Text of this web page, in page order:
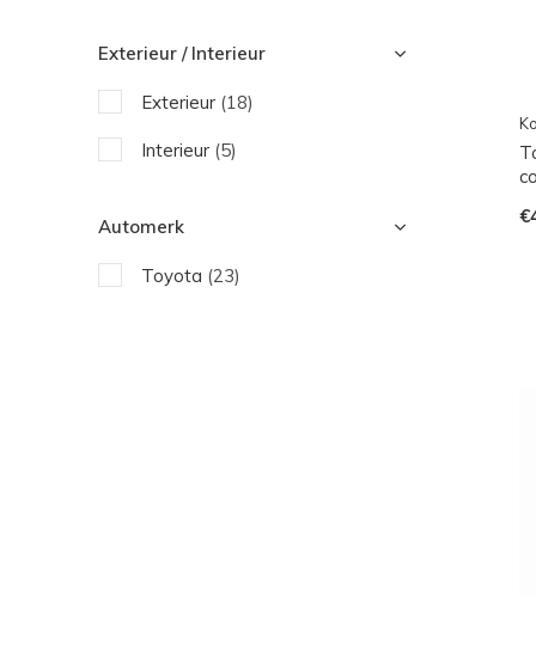
Motor delen (4)
Exterieur / Interieur
Exterieur (18)
Interieur (5)
Automerk
Toyota (23)